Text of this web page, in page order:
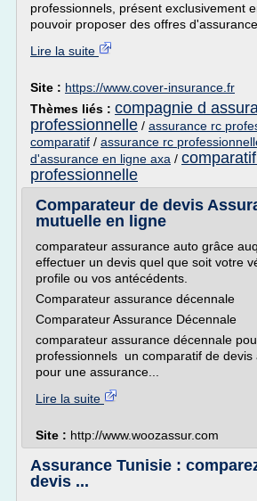
professionnels, présent exclusivement
pouvoir proposer des offres d'assurance
Lire la suite
Site : https://www.cover-insurance.fr
Thèmes liés : compagnie d
professionnelle / assurance rc
comparatif / assurance rc
d'assurance en ligne axa /
professionnelle
Comparateur de devis
mutuelle en ligne
comparateur assurance auto grâce
effectuer un devis quel que soit votre
profile ou vos antécédents.
Comparateur assurance décennale
Comparateur Assurance Décennale
comparateur assurance décennale
professionnels un comparatif de devis
pour une assurance...
Lire la suite
Site : http://www.woozassur.com
Assurance Tunisie :
devis ...